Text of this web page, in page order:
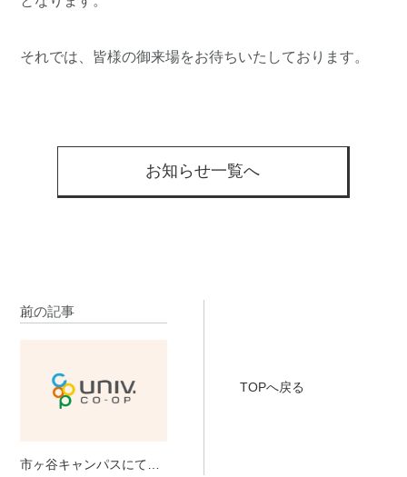
それでは、皆様の御来場をお待ちいたしております。
お知らせ一覧へ
前の記事
市ヶ谷キャンパスにて、
TOPへ戻る